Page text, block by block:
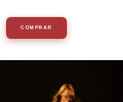
COMPRAR